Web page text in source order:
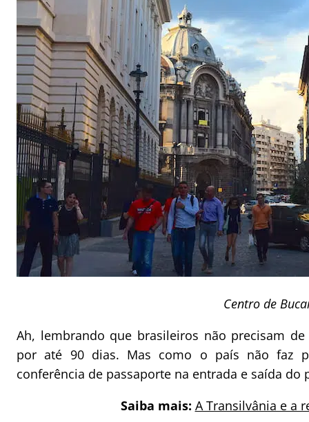
Centro de
Ah, lembrando que brasileiros não precisam
por até 90 dias. Mas como o país não faz
conferência de passaporte na entrada e saída do
Saiba mais: A Transilvânia e a